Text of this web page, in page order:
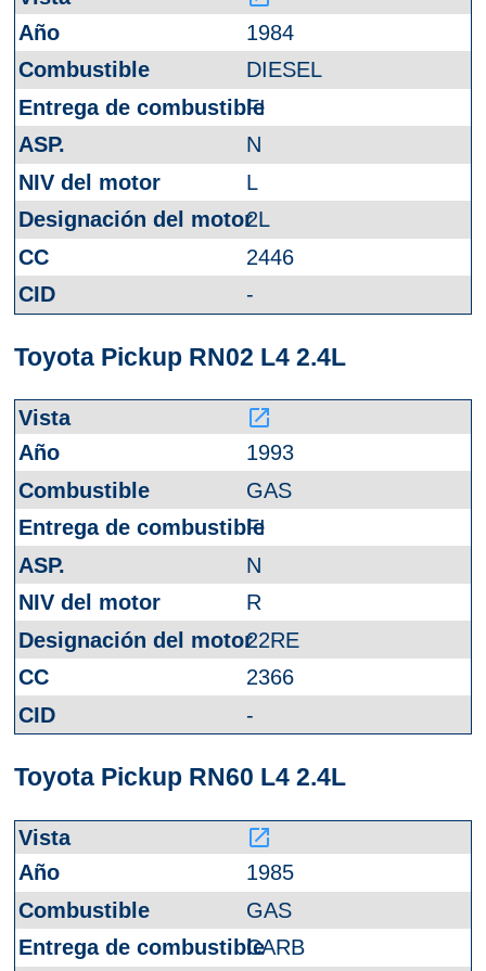
1984
DIESEL
FI
N
L
2L
2446
-
Toyota Pickup RN02 L4 2.4L
launch
1993
GAS
FI
N
R
22RE
2366
-
Toyota Pickup RN60 L4 2.4L
launch
1985
GAS
CARB